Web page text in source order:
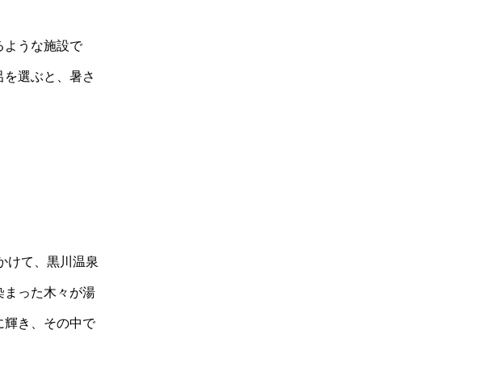
ような施設で
選ぶと、暑さ
けて、黒川温泉
まった木々が湯
輝き、その中で